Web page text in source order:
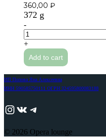
360,00 ₽
372 g
-
Грибной
крем
суп
quantity
+
Add to cart
ИП Попова Яна Алексеевна
ИНН 590585750111 ОГРН 324595800083188
https://
ВКонтакте
Telegram
© 2026 Opera lounge